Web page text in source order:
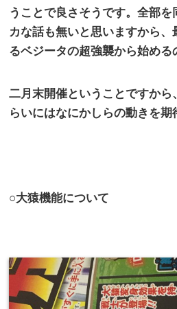
うことで良さそうです。全部
カな話も無いと思いますから
るベジータの超強襲から始める
二月末開催ということですから
らいにはなにかしらの動きを期
○大猿機能について